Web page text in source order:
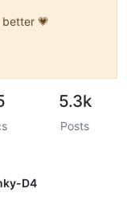
💗
5.3k
Posts
D4